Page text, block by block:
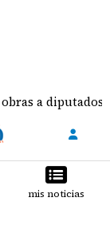
a diputados
mis noticias